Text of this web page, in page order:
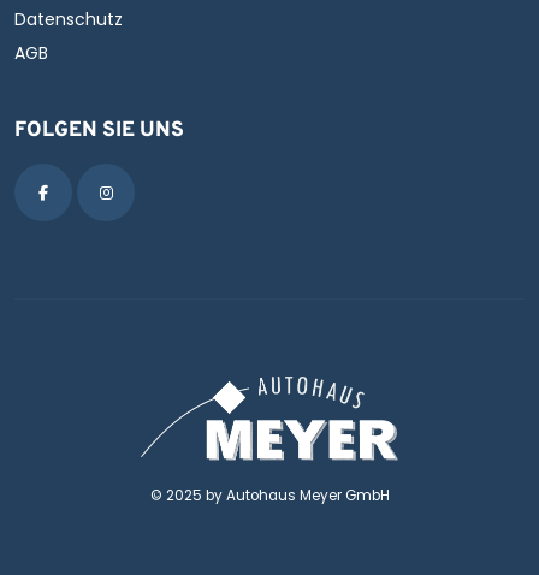
Datenschutz
AGB
FOLGEN SIE UNS
© 2025 by Autohaus Meyer GmbH